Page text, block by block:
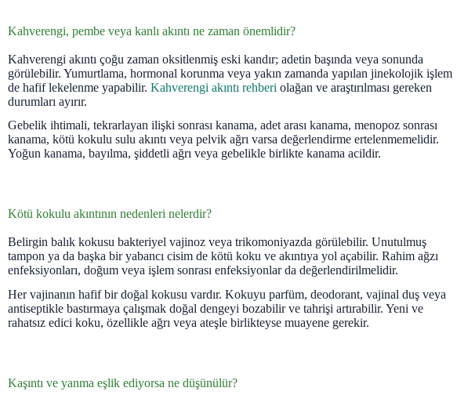
Kahverengi, pembe veya kanlı akıntı ne zaman önemlidir?
Kahverengi akıntı çoğu zaman oksitlenmiş eski kandır; adetin başında veya sonunda
görülebilir. Yumurtlama, hormonal korunma veya yakın zamanda yapılan jinekolojik işlem
de hafif lekelenme yapabilir. Kahverengi akıntı rehberi olağan ve araştırılması gereken
durumları ayırır.
Gebelik ihtimali, tekrarlayan ilişki sonrası kanama, adet arası kanama, menopoz sonrası
kanama, kötü kokulu sulu akıntı veya pelvik ağrı varsa değerlendirme ertelenmemelidir.
Yoğun kanama, bayılma, şiddetli ağrı veya gebelikle birlikte kanama acildir.
Kötü kokulu akıntının nedenleri nelerdir?
Belirgin balık kokusu bakteriyel vajinoz veya trikomoniyazda görülebilir. Unutulmuş
tampon ya da başka bir yabancı cisim de kötü koku ve akıntıya yol açabilir. Rahim ağzı
enfeksiyonları, doğum veya işlem sonrası enfeksiyonlar da değerlendirilmelidir.
Her vajinanın hafif bir doğal kokusu vardır. Kokuyu parfüm, deodorant, vajinal duş veya
antiseptikle bastırmaya çalışmak doğal dengeyi bozabilir ve tahrişi artırabilir. Yeni ve
rahatsız edici koku, özellikle ağrı veya ateşle birlikteyse muayene gerekir.
Kaşıntı ve yanma eşlik ediyorsa ne düşünülür?